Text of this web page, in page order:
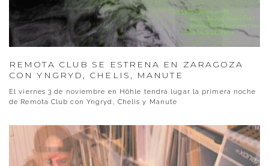
REMOTA CLUB SE ESTRENA EN ZARAGOZA
CON YNGRYD, CHELIS, MANUTE
El viernes 3 de noviembre en Höhle tendrá lugar la primera noche
de Remota Club con Yngryd, Chelis y Manute